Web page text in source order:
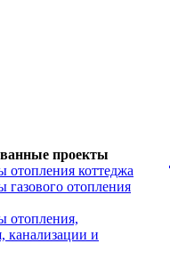
проекты
отопления коттеджа
газового отопления
отопления,
канализации и